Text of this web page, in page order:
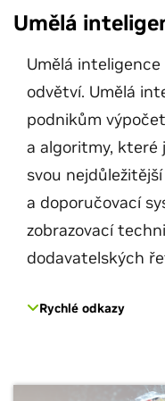
Umělá
Umělá
odvětví. Umělá
podnikům
a algoritmy, které
svou
a doporučovací
zobrazovací
dodavatelských
Rychlé odkazy